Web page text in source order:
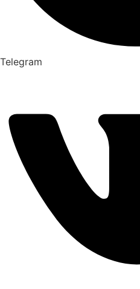
Telegram